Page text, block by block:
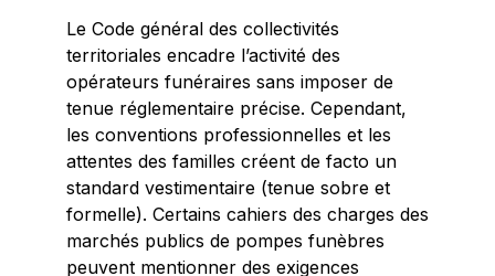
Le Code général des collectivités
territoriales encadre l’activité des
opérateurs funéraires sans imposer de
tenue réglementaire précise. Cependant,
les conventions professionnelles et les
attentes des familles créent de facto un
standard vestimentaire (tenue sobre et
formelle). Certains cahiers des charges des
marchés publics de pompes funèbres
peuvent mentionner des exigences